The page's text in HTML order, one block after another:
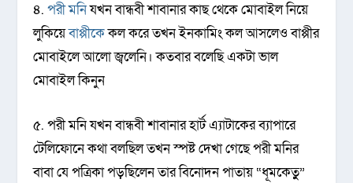
৪.পরী মনিযখন বান্ধবী শাবানার কাছ থেকে মোবাইল নিয়ে
লুকিয়েবাপ্পীকেকল করে তখন ইনকামিং কল আসলেও বাপ্পীর
মোবাইলে আলো জ্বলেনি। কতবার বলেছি একটা ভাল
মোবাইল কিনুন
৫. পরী মনি যখন বান্ধবী শাবানার হার্ট এ্যাটাকের ব্যাপারে
টেলিফোনে কথা বলছিল তখন স্পষ্ট দেখা গেছে পরী মনির
বাবা যে পত্রিকা পড়ছিলেন তার বিনোদন পাতায় “ধূমকেতুু”